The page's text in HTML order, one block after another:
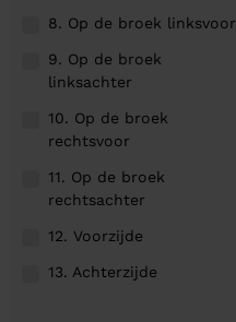
8. Op de broek linksvoor
9. Op de broek
linksachter
10. Op de broek
rechtsvoor
11. Op de broek
rechtsachter
12. Voorzijde
13. Achterzijde